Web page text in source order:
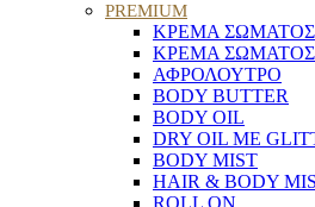
PREMIUM
ΚΡΕΜΑ ΣΩΜΑΤΟΣ
ΚΡΕΜΑ ΣΩΜΑΤΟΣ
ΑΦΡΟΛΟΥΤΡΟ
BODY BUTTER
BODY OIL
DRY OIL ΜΕ
BODY MIST
HAIR & BODY
ROLL ON